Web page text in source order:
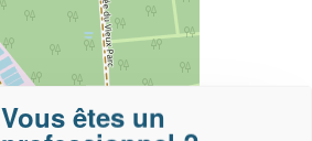
Vous êtes un